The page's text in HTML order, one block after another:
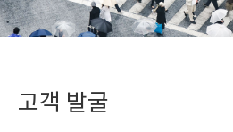
고객 발굴